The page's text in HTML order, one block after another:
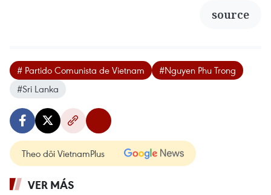
source
# Partido Comunista de Vietnam
#Nguyen Phu Trong
#Sri Lanka
Theo dõi VietnamPlus
VER MÁS